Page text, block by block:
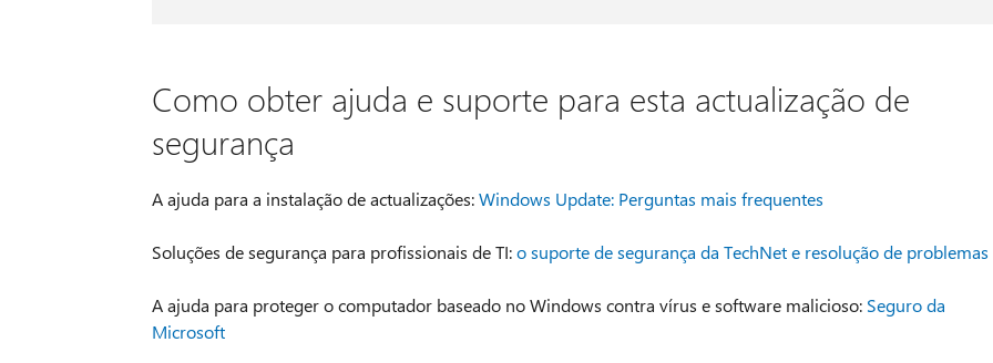
Como obter ajuda e suporte para esta actualização de
segurança
A ajuda para a instalação de actualizações:Windows Update: Perguntas mais frequentes
Soluções de segurança para profissionais de TI:o suporte de segurança da TechNet e resolução de problemas
A ajuda para proteger o computador baseado no Windows contra vírus e software malicioso: Seguro da
Microsoft